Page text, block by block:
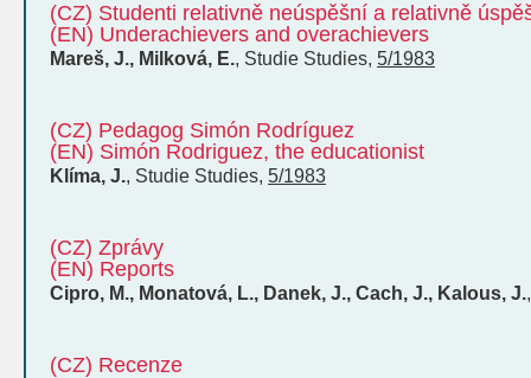
(CZ) Studenti relativně neúspěšní a relativně
(EN) Underachievers and overachievers
Mareš, J., Milková, E., Studie Studies, 5/1983
(CZ) Pedagog Simón Rodríguez
(EN) Simón Rodriguez, the educationist
Klíma, J., Studie Studies, 5/1983
(CZ) Zprávy
(EN) Reports
Cipro, M., Monatová, L., Danek, J., Cach, J., Kalous, J.
(CZ) Recenze